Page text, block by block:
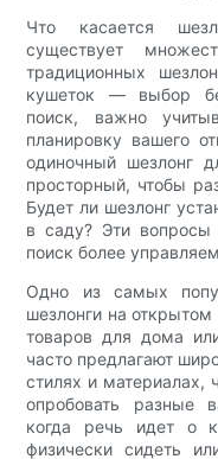
Что касается
существует
традиционных
кушеток — выбор
поиск, важно
планировку вашего
одиночный шезлонг
просторный, чтобы
Будет ли шезлонг
в саду? Эти вопросы
поиск более
Одно из самых
шезлонги на
товаров для дома
часто предлагают
стилях и материалах,
опробовать разные
когда речь идет о
физически сидеть